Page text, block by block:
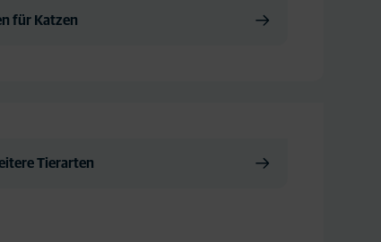
für Katzen
Tierarten